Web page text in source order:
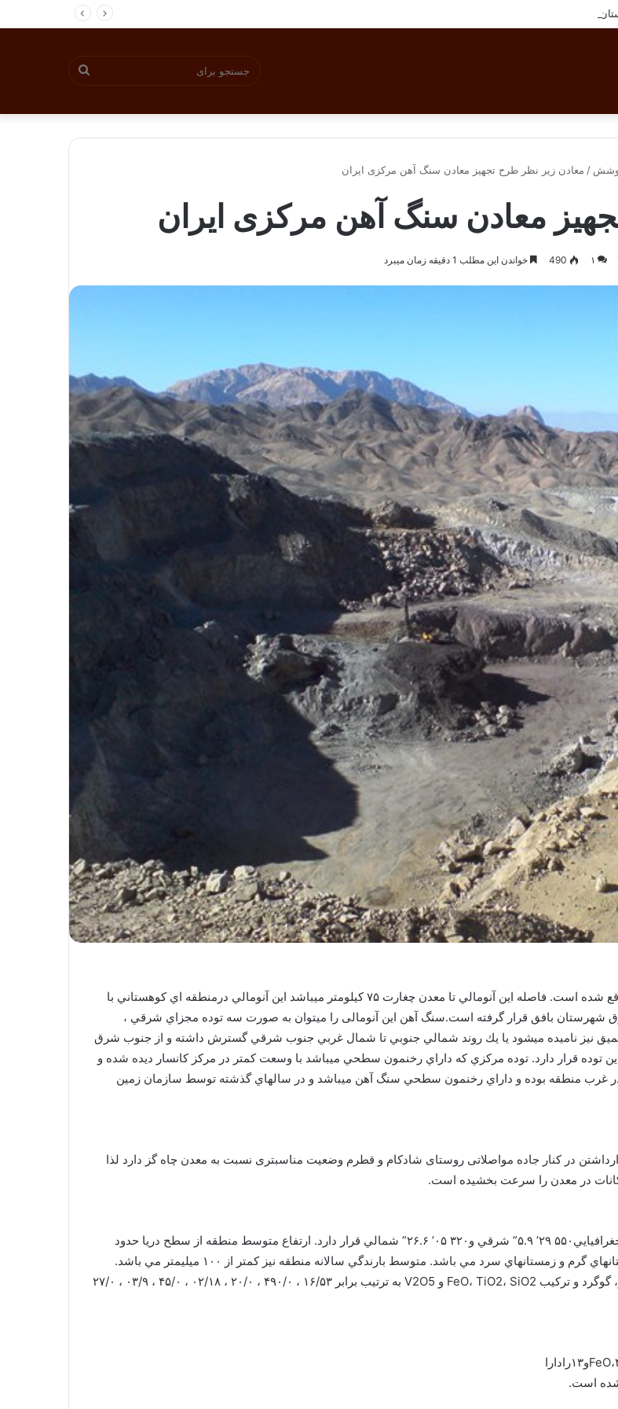
/ معادن زیر نظر طرح تجهیز معادن سنگ آهن مرکزی ایران
معادن سنگ آهن مرکزی ایران
۱ 490 خواندن این مطلب 1 دقیقه زمان میبرد
آنومالی5Aدر فاصله ۸۵ كيلومتري شرق شهرستان بافق در استان يزد واقع شده است. فاصله اين آنومالي تا معدن چغارت ۷۵ كيلومتر ميباشد اين آنومالي درمنطقه اي كوهستاني با
متر از سطح دريا در شمال شرق شهرستان بافق قرار گرفته است.سنگ آهن این آنومالی را ميتوان به صورت سه توده مجزاي شرقي ،
نيز ناميده ميشود يا يك روند شمالي جنوبي تا شمال غربي جنوب شرقي گسترش داشته و از جنوب شرق
قرار دارد. توده مركزي كه داراي رخنمون سطحي ميباشد با وسعت كمتر در مركز كانسار ديده شده و
غرب منطقه بوده و داراي رخنمون سطحي سنگ آهن ميباشد و در سالهاي گذشته توسط سازمان زمين
و به علت قرارداشتن در کنار جاده مواصلاتی روستای شادکام و قطرم وضعیت مناسبتری نسبت به معدن چاه گز دارد لذا
در معدن را سرعت بخشیده است.
آنومالی چاه گز كه شامل دو توده شرقي و غربي مي باشد در مختصات جغرافيايي۵۵۰ ۲۹’ ۵.۹” شرقي و۳۲۰ ۰۵’ ۲۶.۶” شمالي قرار دارد. ارتفاع متوسط منطقه از سطح دریا حدود
۱۷۰۰ متر قرار دارد. آب و هواي منطقه كويري و خشك بوده و داراي تابستانهاي گرم و زمستانهاي سرد مي باشد. متوسط بارندگي سالانه منطقه نيز كمتر از ۱۰۰ ميليمتر مي باشد.
میزان کل ذخیره جمعاً ۰۰۰/۱۰۰/۸۳ تن و متوسط عیار عناصر آهن، فسفر، گوگرد و ترکیب FeO، TiO2، SiO2 و V2O5 به ترتیب برابر ۱۶/۵۳ ، ۴۹۰/۰ ، ۲۰/۰ ، ۰۲/۱۸ ، ۴۵/۰ ، ۰۳/۹ ، ۲۷/۰